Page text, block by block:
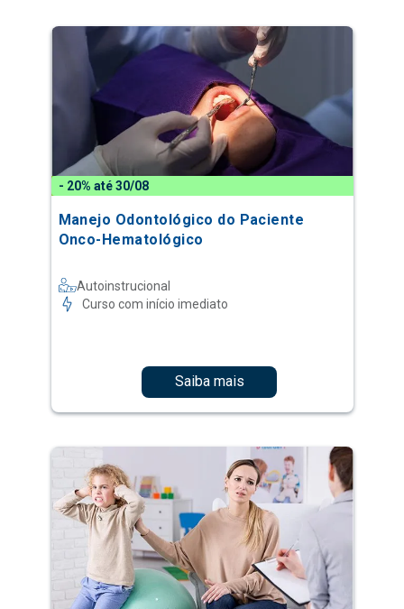
- 20% até 30/08
Manejo Odontológico do Paciente
Onco-Hematológico
Autoinstrucional
Curso com início imediato
Saiba mais